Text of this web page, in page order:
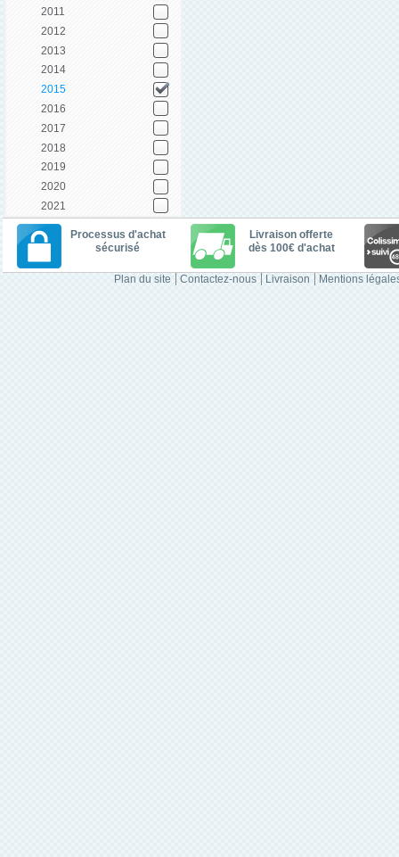
2011
2012
2013
2014
2015
2016
2017
2018
2019
2020
2021
Processus d'achat
sécurisé
Livraison offerte
dès 100€ d'achat
Plan du site Contactez-nous Livraison Mentions